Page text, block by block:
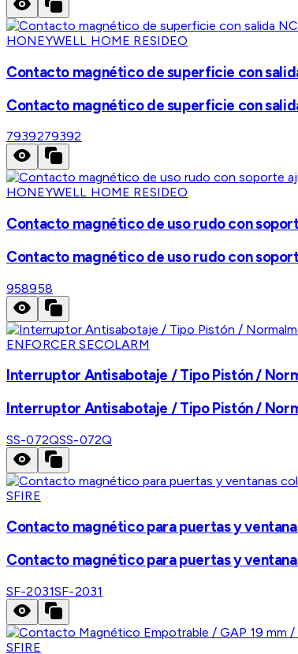
HONEYWELL HOME RESIDEO
Contacto magnético de superficie con
Contacto magnético de superficie con
7939279392
HONEYWELL HOME RESIDEO
Contacto magnético de uso rudo con
Contacto magnético de uso rudo con
958958
ENFORCER SECOLARM
Interruptor Antisabotaje / Tipo Pistón /
Interruptor Antisabotaje / Tipo Pistón /
SS-072QSS-072Q
SFIRE
Contacto magnético para puertas y
Contacto magnético para puertas y
SF-2031SF-2031
SFIRE